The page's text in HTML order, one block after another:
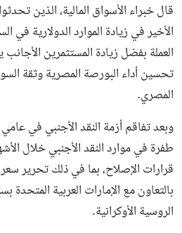
قال خبراء الأسواق المالية، الذين
الأخير في زيادة الموارد الدولارية
العملة بفضل زيادة المستثمرين
تحسين أداء البورصة المصرية وثقة
المصري.
طفرة في موارد النقد الأجنبي خلال
قرارات الإصلاح، بما في ذلك تحرير
بالتعاون مع الإمارات العربية المتحدة
الروسية الأوكرانية.